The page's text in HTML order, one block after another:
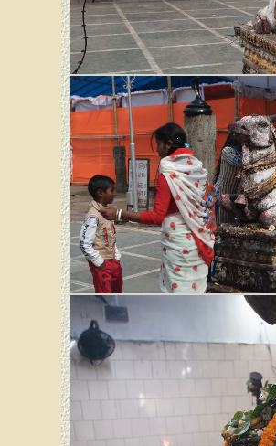
Tezpur - Mahabhairab Tempel
Tezpur - Mahabhairab Tempel